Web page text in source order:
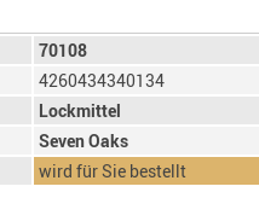
70108
4260434340134
Lockmittel
Seven Oaks
wird für Sie bestellt